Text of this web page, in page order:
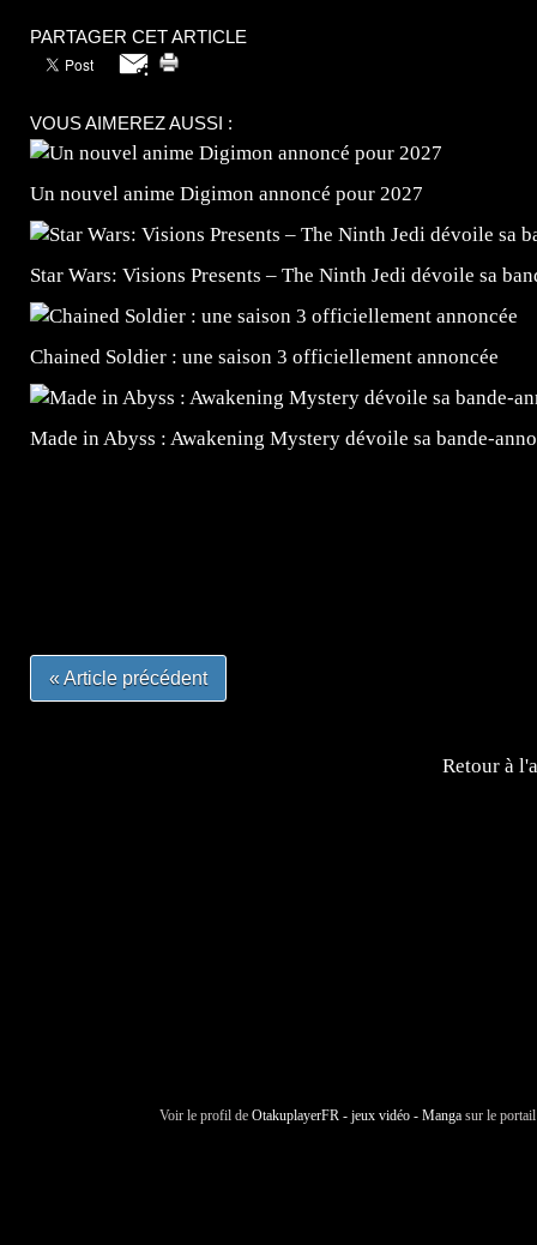
PARTAGER CET ARTICLE
VOUS AIMEREZ AUSSI :
Un nouvel anime Digimon annoncé pour 2027
Star Wars: Visions Presents – The Ninth Jedi dévoile sa
Chained Soldier : une saison 3 officiellement annoncée
Made in Abyss : Awakening Mystery dévoile sa bande-
« Article précédent
Retour à
Voir le profil de OtakuplayerFR - jeux vidéo - Manga sur le